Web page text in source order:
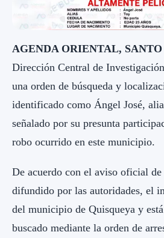
AGENDA ORIENTAL,
Dirección Central de
una orden de búsqueda y
identificado como Ángel José,
señalado por su presunta
robo ocurrido en este municipio.
De acuerdo con el aviso oficial de
difundido por las autoridades, el
del municipio de Quisqueya y
buscado mediante la orden de